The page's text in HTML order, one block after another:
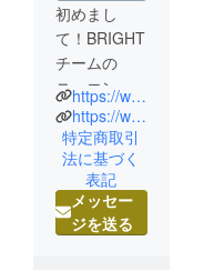
初めまし
て！BRIGHT
チームの
ニュエンで
す。
中国の総合
家電メー
カー向けに
人気製品を
多数製造し
https://www.brightdiy.jp/
https://www.instagram.com/brightdiyjp/
特定商取引
法に基づく
表記
メッセー
ジを送る